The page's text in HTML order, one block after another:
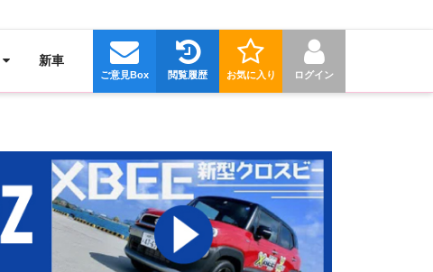
新車
ログイン
お気に入り
閲覧履歴
ご意見Box